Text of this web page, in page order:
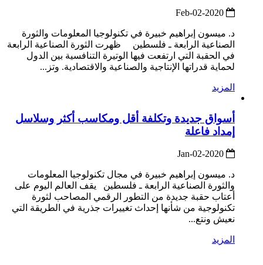
د. ميسون إبراهيم خبيرة في تكنولوجيا المعلومات والثورة
الصناعية الرابعة ـ فلسطين ظهرت الثورة الصناعية الرابعة
في الحقبة التي ارتفعت فيها الوتيرة التنافسية بين الدول
لحماية قدراتها الإنتاجية والصناعية والاقتصادية. وتز...
المزيد
أسواق جديدة وتكلفة أقل ومكاسب أكثر وسلاسل
إمداد فاعلة
د. ميسون إبراهيم خبيرة في مجال تكنولوجيا المعلومات
والثورة الصناعية الرابعة ـ فلسطين يقف العالم اليوم على
أعتاب حقبة جديدة من التطور الرقمي المصاحب لثورة
تكنولوجية من شأنها إحداث تغييرات جذرية في الطريقة التي
نعيش ونتع...
المزيد